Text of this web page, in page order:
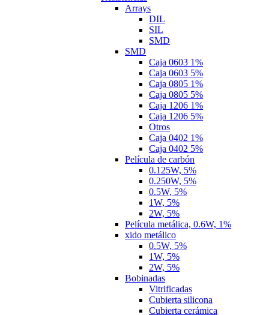
Arrays
DIL
SIL
SMD
SMD
Caja 0603 1%
Caja 0603 5%
Caja 0805 1%
Caja 0805 5%
Caja 1206 1%
Caja 1206 5%
Otros
Caja 0402 1%
Caja 0402 5%
Película de carbón
0.125W, 5%
0.250W, 5%
0.5W, 5%
1W, 5%
2W, 5%
Película metálica, 0.6W, 1%
xido metálico
0.5W, 5%
1W, 5%
2W, 5%
Bobinadas
Vitrificadas
Cubierta silicona
Cubierta cerámica